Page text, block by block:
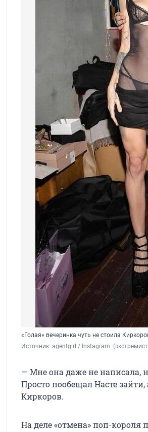
«Голая» вечеринка чуть не стоила
Источник: agentgirl / Instagram
— Мне она даже не написала,
Просто пообещал Насте
Киркоров.
На деле «отмена» поп-короля